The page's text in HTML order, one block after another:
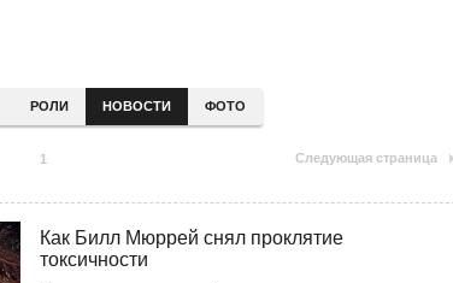
РОЛИ НОВОСТИ ФОТО
1 Следующая страница
Как Билл Мюррей снял проклятие
токсичности